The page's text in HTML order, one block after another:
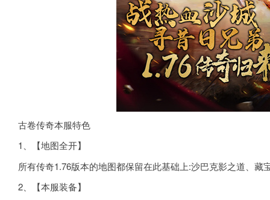
古卷传奇本服特色
1、【地图全开】
所有传奇1.76版本的地图都保留在此基础上:沙巴克影之道、
2、【本服装备】